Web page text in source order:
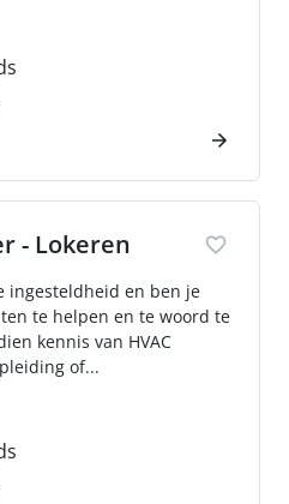
- Lokeren
ingesteldheid en ben je
te helpen en te woord te
kennis van HVAC
of...